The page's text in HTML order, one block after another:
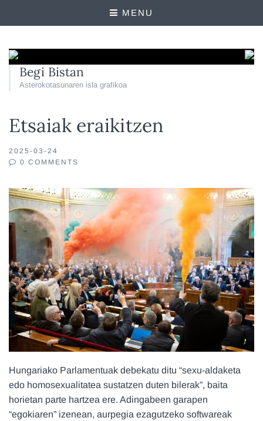
MENU
Begi Bistan
Asterokotasunaren isla grafikoa
Etsaiak eraikitzen
2025-03-24
0 COMMENTS
Hungariako Parlamentuak debekatu ditu “sexu-aldaketa
edo homosexualitatea sustatzen duten bilerak”, baita
horietan parte hartzea ere. Adingabeen garapen
“egokiaren” izenean, aurpegia ezagutzeko softwareak